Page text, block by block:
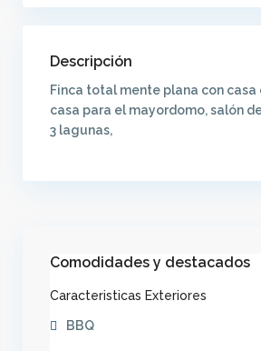
Descripción
Finca total mente plana con casa
casa para el mayordomo, salón
3 lagunas,
Comodidades y destacados
Caracteristicas Exteriores
BBQ